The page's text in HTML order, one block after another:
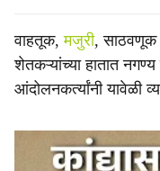
वाहतूक, मजुरी, साठवणूक
शेतकऱ्यांच्या हातात
आंदोलनकर्त्यांनी यावेळी